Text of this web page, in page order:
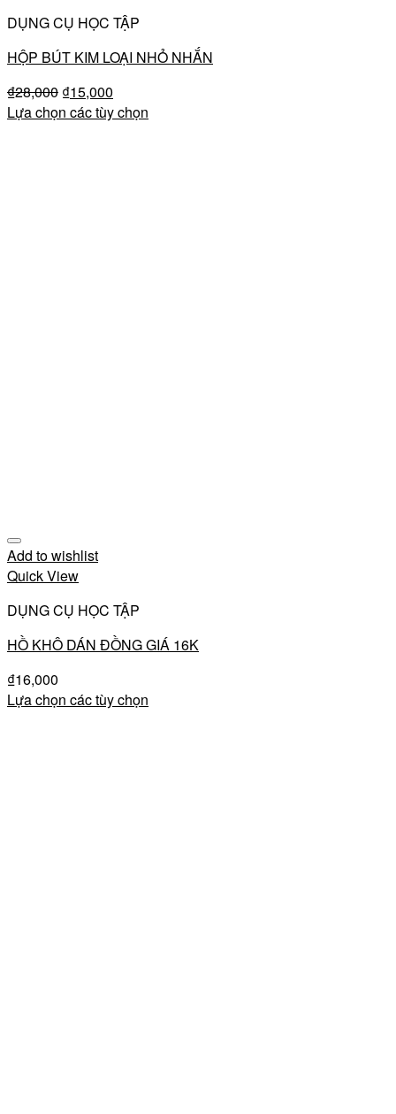
DỤNG CỤ HỌC TẬP
HỘP BÚT KIM LOẠI NHỎ NHẮN
₫28,000 ₫15,000
Lựa chọn các tùy chọn
Add to wishlist
Quick View
DỤNG CỤ HỌC TẬP
HỒ KHÔ DÁN ĐỒNG GIÁ 16K
₫16,000
Lựa chọn các tùy chọn